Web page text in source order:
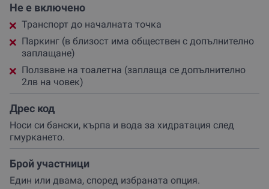
Не е включено
Транспорт до началната точка
Паркинг (в близост има обществен с допълнително
заплащане)
Ползване на тоалетна (заплаща се допълнително
2лв на човек)
Дрес код
Носи си бански, кърпа и вода за хидратация след
гмуркането.
Брой участници
Един или двама, според избраната опция.